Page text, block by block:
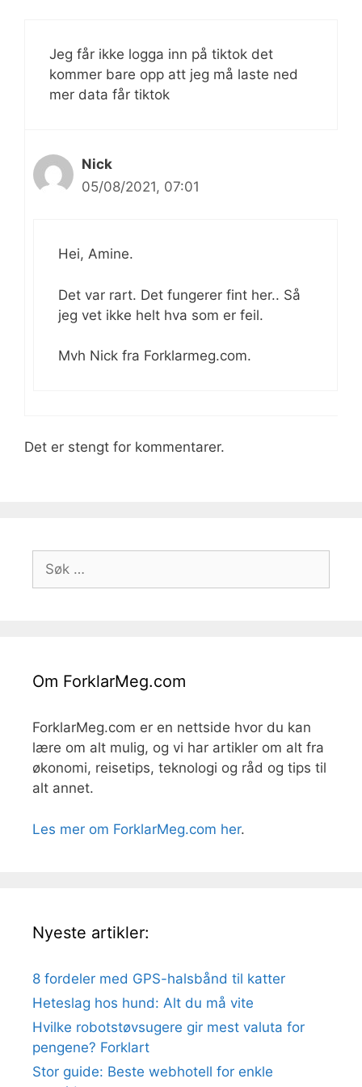
Jeg får ikke logga inn på tiktok det
kommer bare opp att jeg må laste ned
mer data får tiktok
Nick
05/08/2021, 07:01
Hei, Amine.
Det var rart. Det fungerer fint her.. Så
jeg vet ikke helt hva som er feil.
Mvh Nick fra Forklarmeg.com.
Det er stengt for kommentarer.
Søk
etter:
Om ForklarMeg.com
ForklarMeg.com er en nettside hvor du kan
lære om alt mulig, og vi har artikler om alt fra
økonomi, reisetips, teknologi og råd og tips til
alt annet.
Les mer om ForklarMeg.com her.
Nyeste artikler:
8 fordeler med GPS-halsbånd til katter
Heteslag hos hund: Alt du må vite
Hvilke robotstøvsugere gir mest valuta for
pengene? Forklart
Stor guide: Beste webhotell for enkle